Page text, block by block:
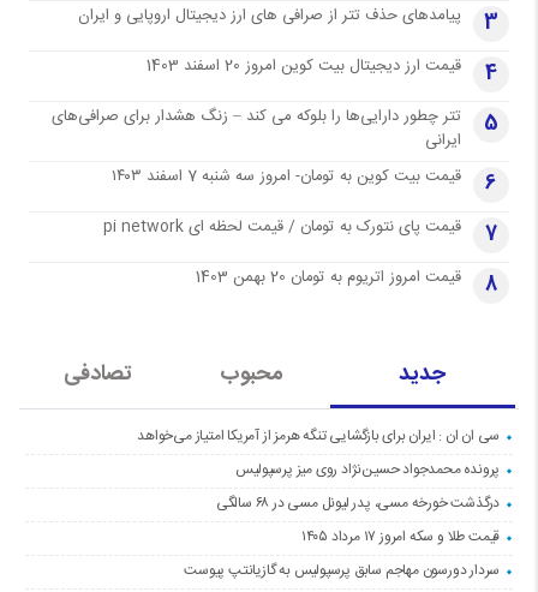
3 پیامدهای حذف تتر از صرافی های ارز دیجیتال اروپایی و ایران
4 قیمت ارز دیجیتال بیت کوین امروز 20 اسفند 1403
5
تتر چطور دارایی‌ها را بلوکه می کند – زنگ هشدار برای صرافی‌های
ایرانی
6 قیمت بیت کوین به تومان- امروز سه شنبه 7 اسفند ۱۴۰۳
7 قیمت پای نتورک به تومان / قیمت لحظه ای pi network
8 قیمت امروز اتریوم به تومان 20 بهمن 1403
جدید محبوب تصادفی
سی ان ان : ایران برای بازگشایی تنگه هرمز از آمریکا امتیاز می‌خواهد
پرونده محمدجواد حسین‌نژاد روی میز پرسپولیس
درگذشت خورخه مسی، پدر لیونل مسی در ۶۸ سالگی
قیمت طلا و سکه امروز ۱۷ مرداد ۱۴۰۵
سردار دورسون مهاجم سابق پرسپولیس به گازیانتپ پیوست